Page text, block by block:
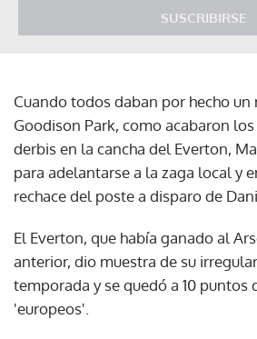
SUSCRIBIRSE
Cuando todos daban por hecho un
Goodison Park, como acabaron
derbis en la cancha del Everton,
para adelantarse a la zaga local y
rechace del poste a disparo de
El Everton, que había ganado al
anterior, dio muestra de su
temporada y se quedó a 10 puntos
'europeos'.